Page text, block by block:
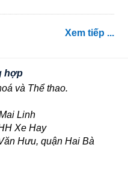
Xem tiếp ...
hợp
và Thể thao.
Linh
Xe Hay
Hưu, quận Hai Bà